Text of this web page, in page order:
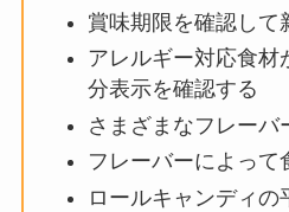
賞味期限を確認して
アレルギー対応食材
分表示を確認する
さまざまなフレーバ
フレーバーによって
ロールキャンディの